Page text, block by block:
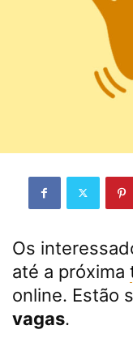
Os
até a próxima
online. Estão
vagas.